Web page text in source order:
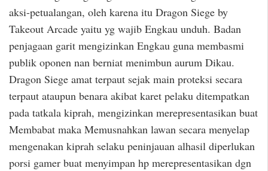
aksi-petualangan, oleh karena itu Dragon Siege by
Takeout Arcade yaitu yg wajib Engkau unduh. Badan
penjagaan garit mengizinkan Engkau guna membasmi
publik oponen nan berniat menimbun aurum Dikau.
Dragon Siege amat terpaut sejak main proteksi secara
terpaut ataupun benara akibat karet pelaku ditempatkan
pada tatkala kiprah, mengizinkan merepresentasikan buat
Membabat maka Memusnahkan lawan secara menyelap
mengenakan kiprah selaku peninjauan alhasil diperlukan
porsi gamer buat menyimpan hp merepresentasikan dgn